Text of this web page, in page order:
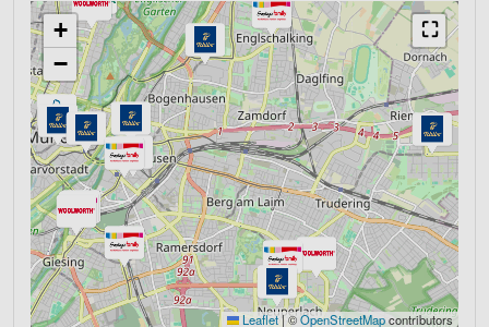
⛶
+
−
Leaflet|©OpenStreetMapcontributors